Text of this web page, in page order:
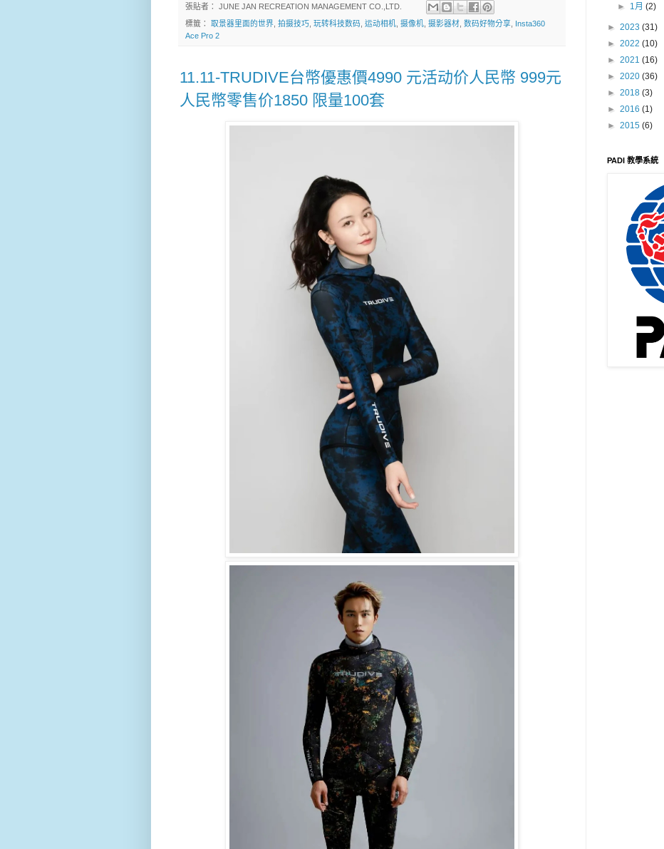
張貼者： JUNE JAN RECREATION MANAGEMENT CO.,LTD.
標籤： 取景器里面的世界 拍摄技巧 玩转科技数码 运动相机 摄像机 摄影器材 数码好物分享 Insta360
Ace Pro 2
11.11-TRUDIVE台幣優惠價4990 元活动价人民幣 999元
人民幣零售价1850 限量100套
► 1月(2)
► 2023 (31)
► 2022 (10)
► 2021 (16)
► 2020 (36)
► 2018 (3)
► 2016 (1)
► 2015 (6)
PADI 教學系統